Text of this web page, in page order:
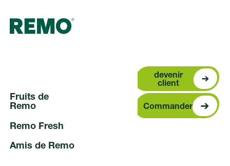
Fruits de
Remo
Remo Fresh
Amis de Remo
devenir
devenir
client
Commander
Commander